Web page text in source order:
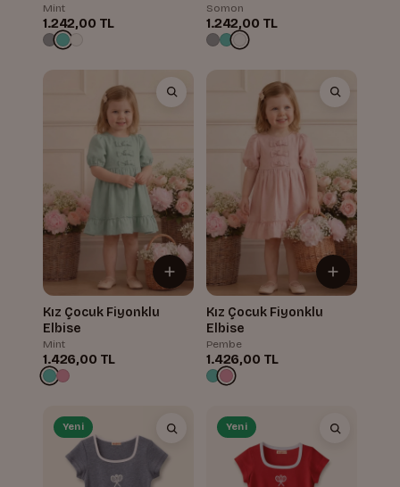
Mint
1.242,00 TL
Somon
1.242,00 TL
Kız Çocuk Fiyonklu
Elbise
Mint
1.426,00 TL
Kız Çocuk Fiyonklu
Elbise
Pembe
1.426,00 TL
Yeni Yeni